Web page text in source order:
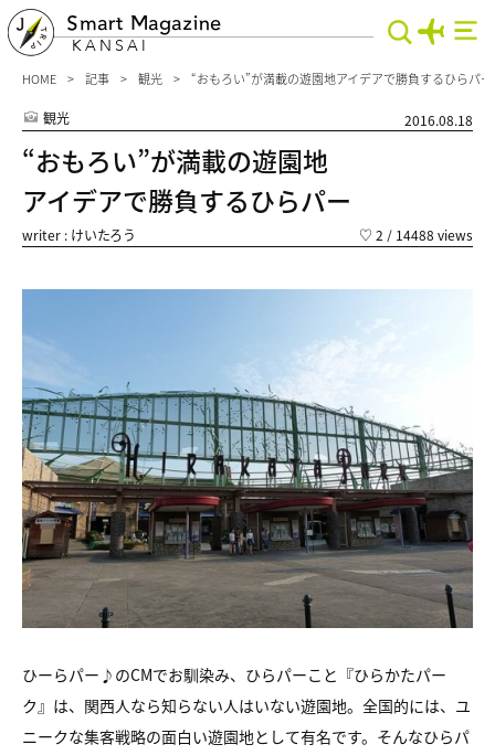
Smart Magazine
KANSAI
HOME 記事 観光 “おもろい”が満載の遊園地アイデアで勝負するひらパー
観光 2016.08.18
“おもろい”が満載の遊園地
アイデアで勝負するひらパー
writer : けいたろう ♡ 2 / 14488 views
ひーらパー♪のCMでお馴染み、ひらパーこと『ひらかたパー
ク』は、関西人なら知らない人はいない遊園地。全国的には、ユ
ニークな集客戦略の面白い遊園地として有名です。そんなひらパ